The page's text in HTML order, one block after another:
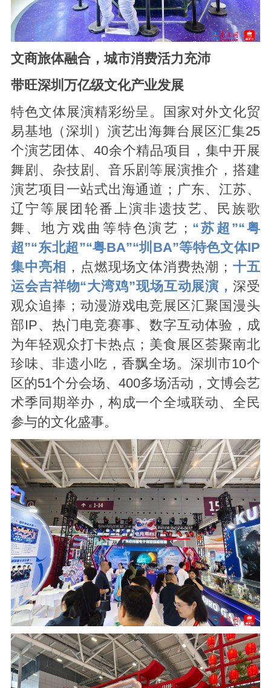
文商旅体融合，城市消费活力充沛
带旺深圳万亿级文化产业发展
特色文体展演精彩纷呈。国家对外文化贸
易基地（深圳）演艺出海舞台展区汇集25
个演艺团体、40余个精品项目，集中开展
舞剧、杂技剧、音乐剧等展演推介，搭建
演艺项目一站式出海通道；广东、江苏、
辽宁等展团轮番上演非遗技艺、民族歌
舞、地方戏曲等特色演艺； “苏超”“粤
超”“东北超”“粤BA”“圳BA”等特色文体IP
集中亮相 ，点燃现场文体消费热潮； 十五
运会吉祥物“大湾鸡”现场互动展演，深受
观众追捧；动漫游戏电竞展区汇聚国漫头
部IP、热门电竞赛事、数字互动体验，成
为年轻观众打卡热点；美食展区荟聚南北
珍味、非遗小吃，香飘全场。深圳市10个
区的51个分会场、400多场活动，文博会艺
术季同期举办，构成一个全域联动、全民
参与的文化盛事。